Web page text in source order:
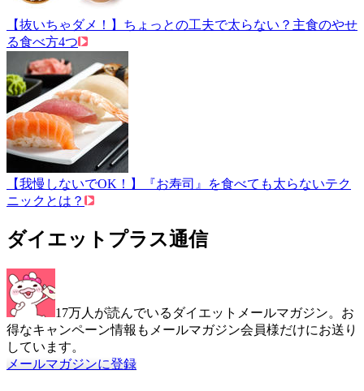
【抜いちゃダメ！】ちょっとの工夫で太らない？主食のやせ
る食べ方4つ
【我慢しないでOK！】『お寿司』を食べても太らないテク
ニックとは？
ダイエットプラス通信
17万人が読んでいるダイエットメールマガジン。お
得なキャンペーン情報もメールマガジン会員様だけにお送り
しています。
メールマガジンに登録